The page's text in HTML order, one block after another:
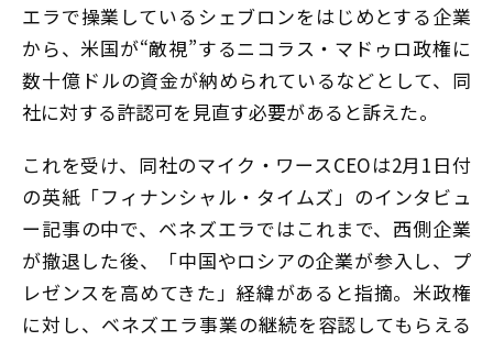
エラで操業しているシェブロンをはじめとする企業
から、米国が“敵視”するニコラス・マドゥロ政権に
数十億ドルの資金が納められているなどとして、同
社に対する許認可を見直す必要があると訴えた。
これを受け、同社のマイク・ワースCEOは2月1日付
の英紙「フィナンシャル・タイムズ」のインタビュ
ー記事の中で、ベネズエラではこれまで、西側企業
が撤退した後、「中国やロシアの企業が参入し、プ
レゼンスを高めてきた」経緯があると指摘。米政権
に対し、ベネズエラ事業の継続を容認してもらえる